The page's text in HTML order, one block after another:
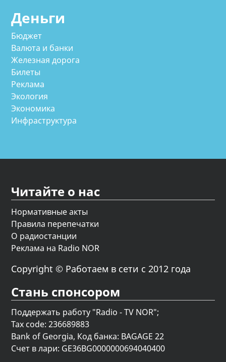
Деньги
Бюджет
Валюта и банки
Железная дорога
Билеты
Реклама
Экология
Экономика
Инфраструктура
Читайте о нас
Нормативные акты
Правила перепечатки
О радиостанции
Реклама на Radio NOR
Copyright © Работаем в сети с 2012 года
Стань спонсором
Поддержать работу "Radio - TV NOR";
Tax code: 236689883
Bank of Georgia, Код банка: BAGAGE 22
Счет в лари: GE36BG0000000694040400